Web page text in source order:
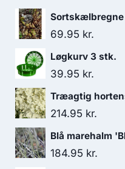
Sortskælbregne
69.95 kr.
Løgkurv 3 stk.
39.95 kr.
Træagtig
214.95 kr.
Blå marehalm
184.95 kr.